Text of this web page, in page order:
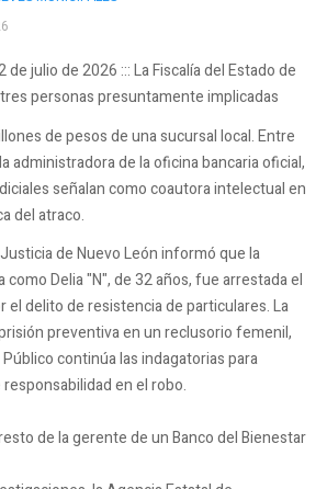
de julio de 2026 ::: La Fiscalía del Estado de
personas presuntamente implicadas
de pesos de una sucursal local. Entre
administradora de la oficina bancaria oficial,
señalan como coautora intelectual en
del atraco.
de Nuevo León informó que la
Delia "N", de 32 años, fue arrestada el
el delito de resistencia de particulares. La
preventiva en un reclusorio femenil,
continúa las indagatorias para
en el robo.
de la gerente de un Banco del Bienestar